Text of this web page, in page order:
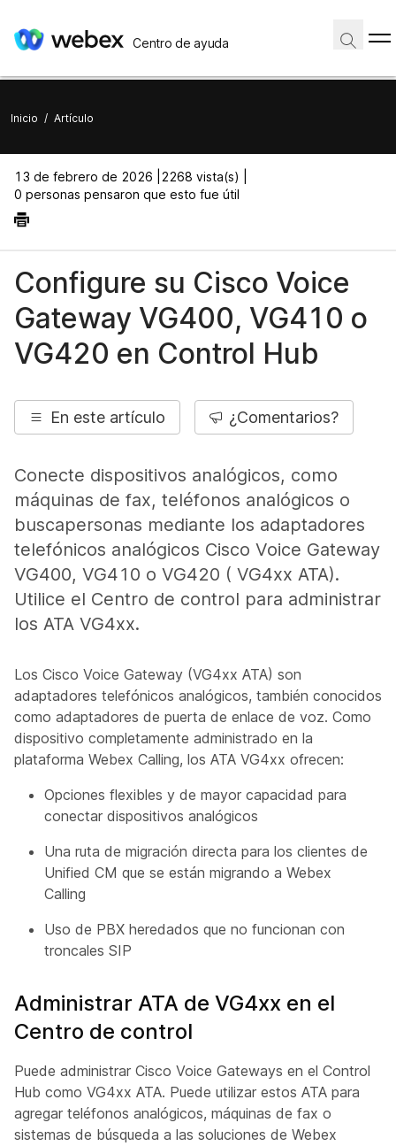
Centro de ayuda
Inicio / Artículo
13 de febrero de 2026 |
2268 vista(s) |
0 personas pensaron que esto fue útil
Configure su Cisco Voice
Gateway VG400, VG410 o
VG420 en Control Hub
En este artículo ¿Comentarios?
Conecte dispositivos analógicos, como
máquinas de fax, teléfonos analógicos o
buscapersonas mediante los adaptadores
telefónicos analógicos Cisco Voice Gateway
VG400, VG410 o VG420 ( VG4xx ATA).
Utilice el Centro de control para administrar
los ATA VG4xx.
Los Cisco Voice Gateway (VG4xx ATA) son
adaptadores telefónicos analógicos, también conocidos
como adaptadores de puerta de enlace de voz. Como
dispositivo completamente administrado en la
plataforma Webex Calling, los ATA VG4xx ofrecen:
Opciones flexibles y de mayor capacidad para
conectar dispositivos analógicos
Una ruta de migración directa para los clientes de
Unified CM que se están migrando a Webex
Calling
Uso de PBX heredados que no funcionan con
troncales SIP
Administrar ATA de VG4xx en el
Centro de control
Puede administrar Cisco Voice Gateways en el Control
Hub como VG4xx ATA. Puede utilizar estos ATA para
agregar teléfonos analógicos, máquinas de fax o
sistemas de búsqueda a las soluciones de Webex